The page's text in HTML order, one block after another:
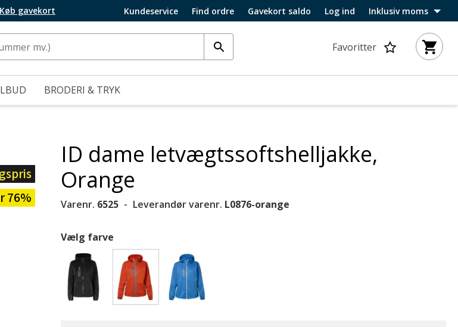
Køb gavekort Kundeservice Find ordre Gavekort saldo Log ind Inklusiv moms
Favoritter
BRODERI & TRYK
76%
ID dame letvægtssoftshelljakke,
Orange
Varenr. 6525 Leverandør varenr. L0876-orange
Vælg farve